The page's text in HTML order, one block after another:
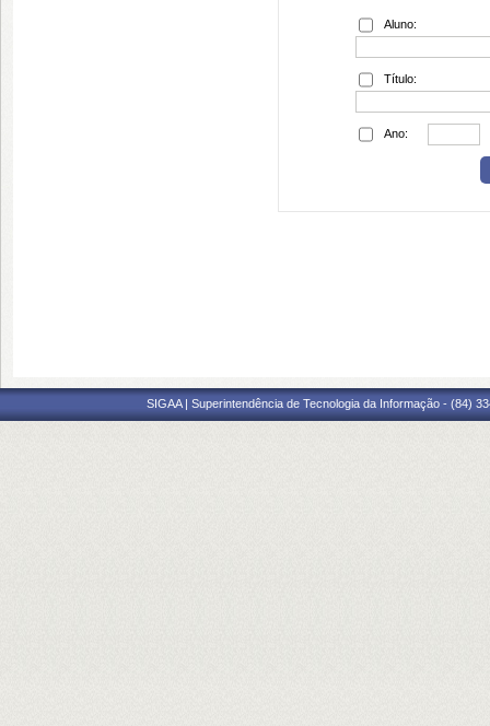
Aluno:
Título:
Ano:
SIGAA | Superintendência de Tecnologia da Informação - (84)